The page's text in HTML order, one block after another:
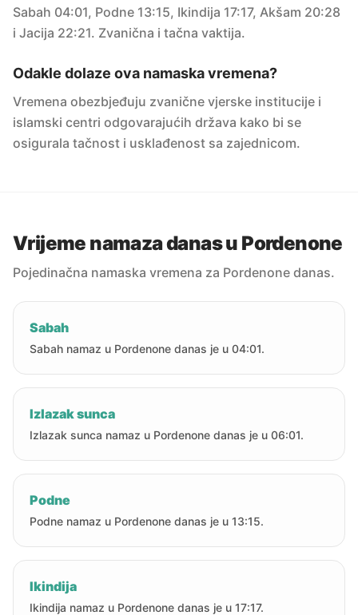
Sabah 04:01, Podne 13:15, Ikindija 17:17, Akšam 20:28
i Jacija 22:21. Zvanična i tačna vaktija.
Odakle dolaze ova namaska vremena?
Vremena obezbjeđuju zvanične vjerske institucije i
islamski centri odgovarajućih država kako bi se
osigurala tačnost i usklađenost sa zajednicom.
Vrijeme namaza danas u Pordenone
Pojedinačna namaska vremena za Pordenone danas.
Sabah
Sabah namaz u Pordenone danas je u 04:01.
Izlazak sunca
Izlazak sunca namaz u Pordenone danas je u 06:01.
Podne
Podne namaz u Pordenone danas je u 13:15.
Ikindija
Ikindija namaz u Pordenone danas je u 17:17.